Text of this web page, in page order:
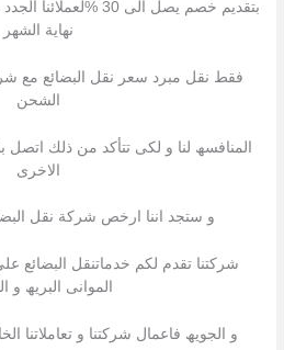
بتقدیم خصم یصل الى
نھایة الشھر
فقط نقل مبرد سعر نقل البضائع مع
الشحن
المنافسھ لنا و لكى تتأكد من ذلك
الاخرى
و ستجد اننا ارخص شركة نقل
شركتنا تقدم لكم خدماتنقل البضائع
الموانى البریھ و
و الجویھ فاعمال شركتنا و تعاملاتنا